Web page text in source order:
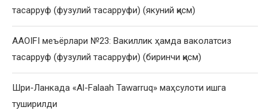
тасарруф (фузулий тасарруфи) (якуний қисм)
AAOIFI меъёрлари №23: Вакиллик ҳамда ваколатсиз
тасарруф (фузулий тасарруфи) (биринчи қисм)
Шри-Ланкада «Al-Falaah Tawarruq» маҳсулоти ишга
туширилди